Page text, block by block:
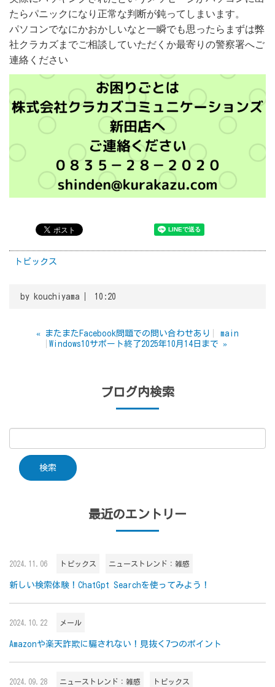
たらパニックになり正常な判断が鈍ってしまいます。
パソコンでなにかおかしいなと一瞬でも思ったらまずは弊
社クラカズまでご相談していただくか最寄りの警察署へご
連絡ください
トピックス
by kouchiyama 10:20
« またまたFacebook問題での問い合わせあり
main
Windows10サポート終了2025年10月14日まで »
ブログ内検索
最近のエントリー
2024.11.06 トピックス ニューストレンド：雑感
新しい検索体験！ChatGpt Searchを使ってみよう！
2024.10.22 メール
Amazonや楽天詐欺に騙されない！見抜く7つのポイント
2024.09.28 ニューストレンド：雑感 トピックス